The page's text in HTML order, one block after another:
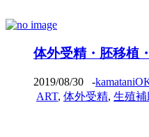
体外受精・胚移植
2019/08/30 -
ART, 体外受精, 生殖